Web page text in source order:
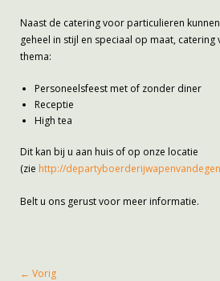
Naast de catering voor particulieren
geheel in stijl en speciaal op maat,
thema:
Personeelsfeest met of zonder diner
Receptie
High tea
Dit kan bij u aan huis of op onze locatie
(zie http://
Belt u ons gerust voor meer informatie.
← Vorig